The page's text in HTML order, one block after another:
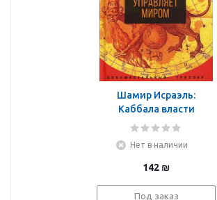
Шамир Исраэль:
Каббала власти
Нет в наличии
142 ₪
Под заказ